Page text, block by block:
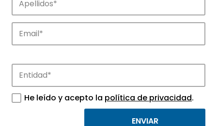
Noticias
Conoce las noticias más destacadas de
tecnológicos.
FAGOR HEALTHCARE
He leído y acepto la política de privacidad.